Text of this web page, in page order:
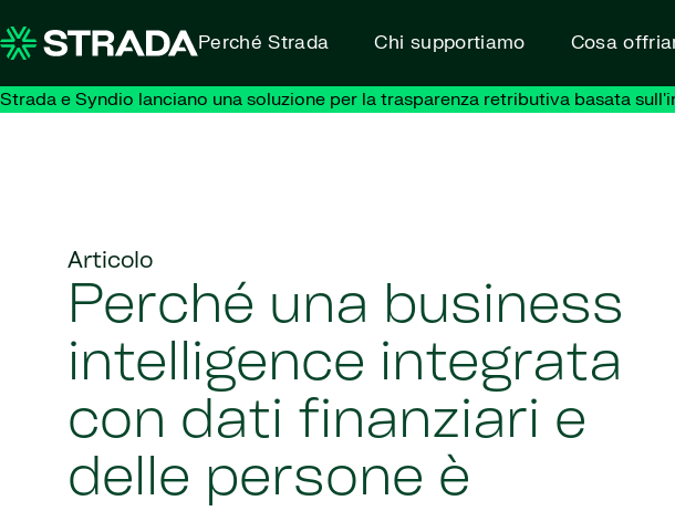
Perché Strada Chi supportiamo Cosa
Strada e Syndio lanciano una soluzione per la trasparenza retributiva basata
Articolo
Perché una business
intelligence integrata
con dati finanziari e
delle persone è